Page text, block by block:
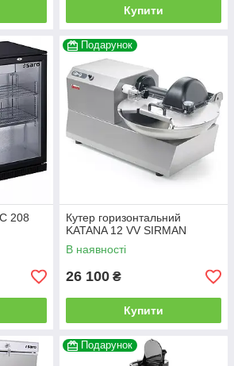
Купити
208
Подарунок
Кутер горизонтальний
KATANA 12 VV SIRMAN
В наявності
26 100 ₴
Купити
Подарунок